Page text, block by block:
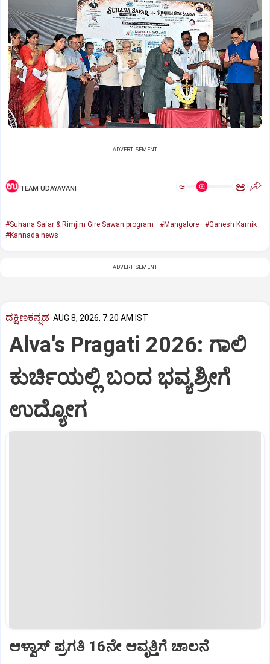
ADVERTISEMENT
TEAM UDAYAVANI ಅ ಅ
#Suhana Safar & Rimjim Gire Sawan program #Mangalore
#Ganesh Karnik
#Kannada news
ADVERTISEMENT
ದಕ್ಷಿಣಕನ್ನಡ AUG 8, 2026, 7:20 AM IST
Alva's Pragati 2026: ಗಾಲಿ
ಕುರ್ಚಿಯಲ್ಲಿ ಬಂದ ಭವ್ಯಶ್ರೀಗೆ
ಉದ್ಯೋಗ
ಆಳ್ವಾಸ್‌ ಪ್ರಗತಿ 16ನೇ ಆವೃತ್ತಿಗೆ ಚಾಲನೆ